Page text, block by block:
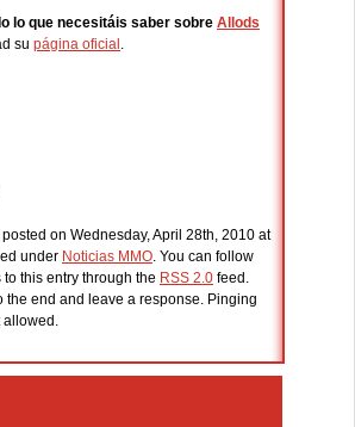
lo que necesitáis saber sobre Allods
su página oficial .
on Wednesday, April 28th, 2010 at
under Noticias MMO. You can follow
this entry through the RSS 2.0 feed.
the end and leave a response. Pinging
allowed.